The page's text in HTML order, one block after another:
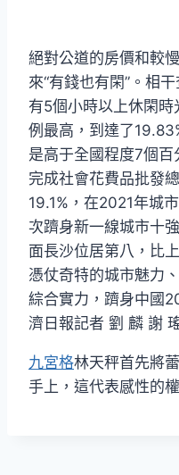
絕對公道的房價和較
來“有錢也有閑”。相
有5個小時以上休閑
例最高，到達了
是高于全國程度7個
完成社會花費品批發
19.1%，在2021年城
次躋身新一線城市十
面長沙位居第八，比
憑仗奇特的城市魅力
綜合實力，躋身中國
濟日報記者 劉 麟 謝 瑤
九宮格林天秤首先將
手上，這代表感性的權